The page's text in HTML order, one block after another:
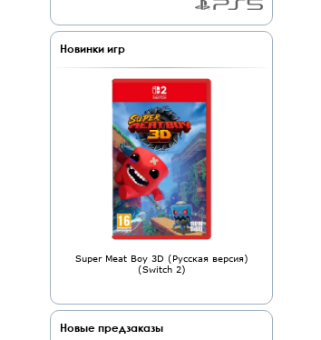
Новинки игр
Super Meat Boy 3D (Русская версия)
(Switch 2)
Новые предзаказы